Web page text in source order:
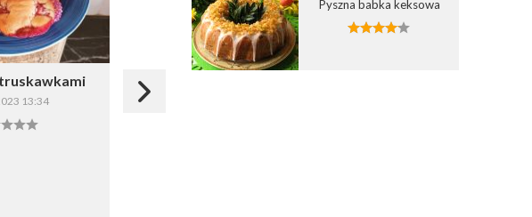
13:34
Pyszna babka keksowa